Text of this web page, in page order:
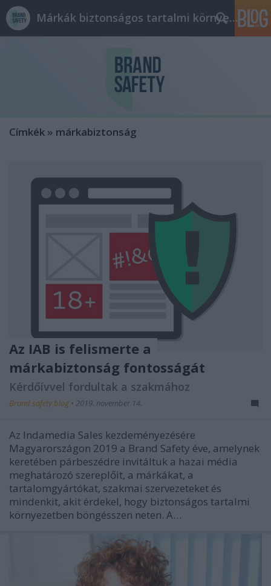
Márkák biztonságos tartalmi környezetben
Címkék » márkabiztonság
Az IAB is felismerte a
márkabiztonság fontosságát
Kérdőívvel fordultak a szakmához
Brand safety blog • 2019. november 14.
Az Indamedia Sales kezdeményezésére
Magyarországon 2019 a Brand Safety éve, amelynek
keretében párbeszédre invitáltuk a hazai média
meghatározó szereplőit, a márkákat, a
tartalomgyártókat, szakmai szervezeteket és
mindenkit, akit érdekel, hogy biztonságos tartalmi
környezetben böngésszen neten. A…